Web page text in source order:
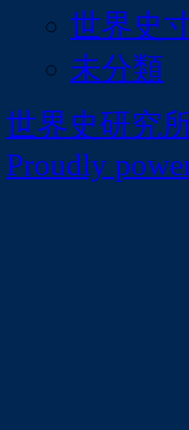
世界史
未分類
世界史研究
Proudly